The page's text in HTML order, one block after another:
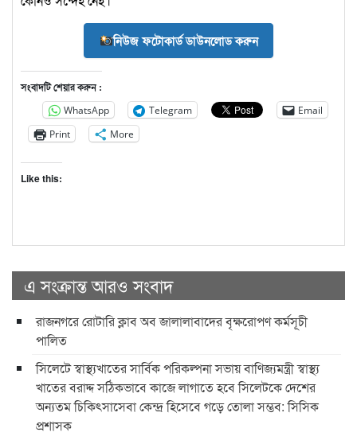
নিউজ ফটোকার্ড ডাউনলোড করুন
সংবাদটি শেয়ার করুন :
WhatsApp Telegram
Email
Print
More
Like this:
এ সংক্রান্ত আরও সংবাদ
রাজনগরে রোটারি ক্লাব অব জালালাবাদের বৃক্ষরোপণ কর্মসূচী
পালিত
সিলেটে স্বাস্থ্যখাতের সার্বিক পরিকল্পনা সভায় বাণিজ্যমন্ত্রী স্বাস্থ্য
খাতের বরাদ্দ সঠিকভাবে কাজে লাগাতে হবে সিলেটকে দেশের
অন্যতম চিকিৎসাসেবা কেন্দ্র হিসেবে গড়ে তোলা সম্ভব: সিসিক
প্রশাসক